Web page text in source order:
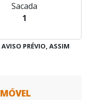
Sacada
1
PRÉVIO, ASSIM